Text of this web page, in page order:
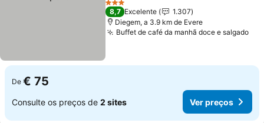
3 Estrelas
8,7 Excelente
1.307
Diegem, a 3.9 km de Evere
Buffet de café da manhã doce e salgado
De € 75
Consulte os preços de 2 sites Ver preços